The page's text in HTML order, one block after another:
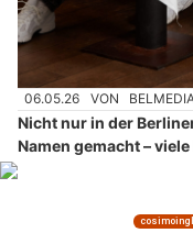
06.05.26 VON
Nicht nur in der
Namen gemacht –
Berliner Restaurant
Aromen und